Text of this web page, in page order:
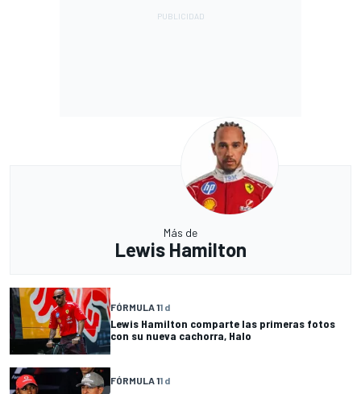
Más de
Lewis Hamilton
FÓRMULA 11 d
Lewis Hamilton comparte las primeras fotos
con su nueva cachorra, Halo
FÓRMULA 11 d